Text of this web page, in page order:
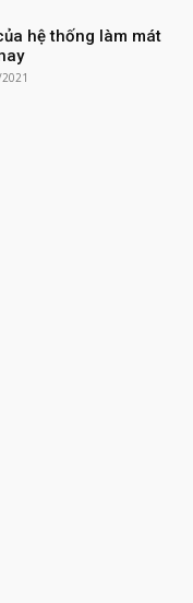
hệ thống làm mát